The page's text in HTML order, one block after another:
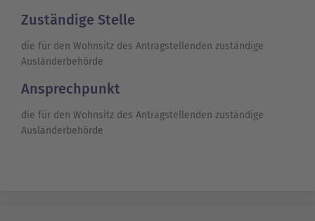
Zuständige Stelle
die für den Wohnsitz des Antragstellenden zuständige
Ausländerbehörde
Ansprechpunkt
die für den Wohnsitz des Antragstellenden zuständige
Ausländerbehörde